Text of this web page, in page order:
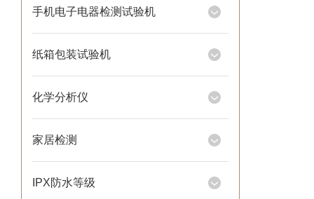
手机电子电器检测试验机
纸箱包装试验机
化学分析仪
家居检测
IPX防水等级